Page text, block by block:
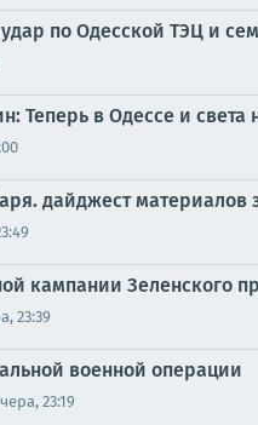
по Одесской ТЭЦ и
Теперь в Одессе и света
дайджест материалов
кампании Зеленского
23:39
военной операции
23:19